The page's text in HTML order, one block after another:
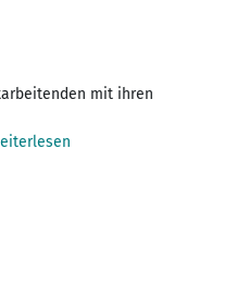
mit ihren